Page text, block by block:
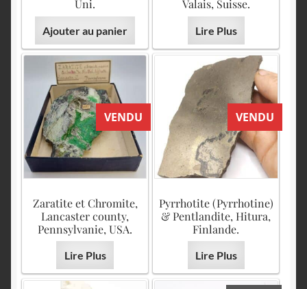
Uni.
Ajouter au panier
Valais, Suisse.
Lire Plus
VENDU
Zaratite et Chromite,
Lancaster county,
Pennsylvanie, USA.
Lire Plus
VENDU
Pyrrhotite (Pyrrhotine)
& Pentlandite, Hitura,
Finlande.
Lire Plus